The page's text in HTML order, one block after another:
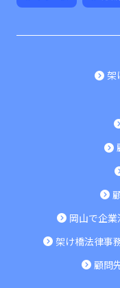
架
岡山で企
架け橋法律事
顧問